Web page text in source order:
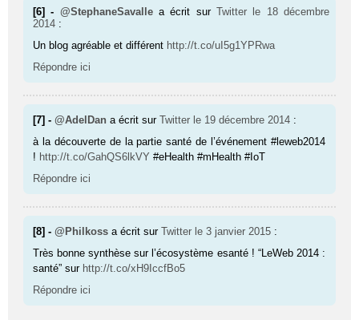
[6] - @StephaneSavalle a écrit sur Twitter le 18 décembre
2014 :
Un blog agréable et différent http://t.co/uI5g1YPRwa
Répondre ici
[7] -@AdelDan a écrit surTwitter le 19 décembre 2014 :
à la découverte de la partie santé de l’événement #leweb2014
! http://t.co/GahQS6lkVY #eHealth #mHealth #IoT
Répondre ici
[8] -@Philkoss a écrit surTwitter le 3 janvier 2015 :
Très bonne synthèse sur l’écosystème esanté ! “LeWeb 2014 :
santé” sur http://t.co/xH9IccfBo5
Répondre ici